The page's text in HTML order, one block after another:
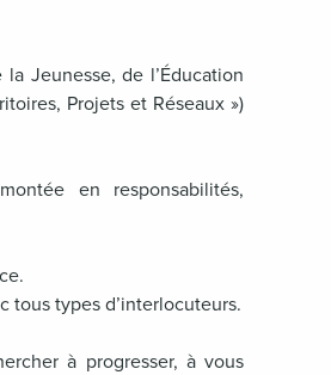
Jeunesse, de l’Éducation
Projets et Réseaux »)
en responsabilités,
tous types d’interlocuteurs.
à progresser, à vous